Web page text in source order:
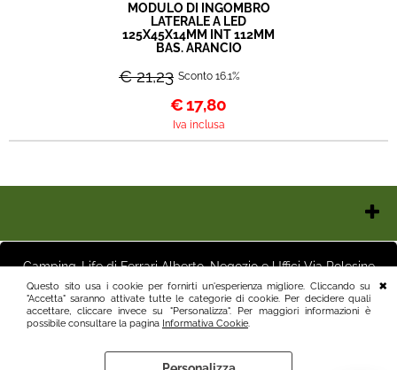
Questo sito usa i cookie per fornirti un'esperienza migliore. Cliccando su
"Accetta" saranno attivate tutte le categorie di cookie. Per decidere quali
accettare, cliccare invece su "Personalizza". Per maggiori informazioni è
possibile consultare la pagina Informativa Cookie.
MODULO DI INGOMBRO
LATERALE A LED
125X45X14MM INT 112MM
BAS. ARANCIO
€ 21,23 Sconto 16.1%
€17,80
Iva inclusa
Spedizioni
Recesso e Condizioni
Camping-Life di Ferrari Alberto, Negozio e Uffici Via Polesine
16 25125 Brescia (BS) Magazzino Via Friuli 3 25125 Brescia (BS)
Italia P.I.03411250982 info@camping-life.it tel.3887818400